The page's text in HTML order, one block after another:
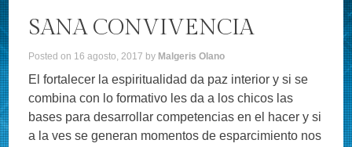
SANA CONVIVENCIA
Posted on 16 agosto, 2017 by Malgeris Olano
El fortalecer la espiritualidad da paz interior y si se
combina con lo formativo les da a los chicos las
bases para desarrollar competencias en el hacer y si
a la ves se generan momentos de esparcimiento nos